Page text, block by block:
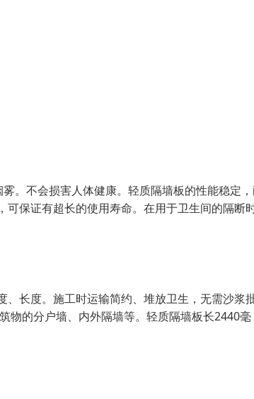
。不会损害人体健康。轻质隔墙板的性能稳定
保证有超长的使用寿命。在用于卫生间的隔断
长度。施工时运输简约、堆放卫生，无需沙浆
物的分户墙、内外隔墙等。轻质隔墙板长2440毫